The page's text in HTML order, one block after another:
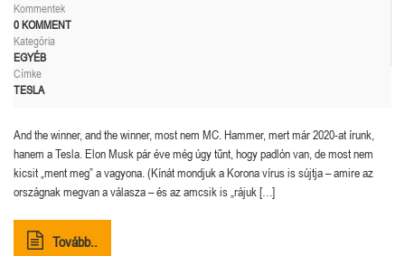
Kommentek
0 KOMMENT
Kategória
EGYÉB
Címke
TESLA
And the winner, and the winner, most nem MC. Hammer, mert már 2020-at írunk,
hanem a Tesla. Elon Musk pár éve még úgy tűnt, hogy padlón van, de most nem
kicsit „ment meg” a vagyona. (Kínát mondjuk a Korona vírus is sújtja – amire az
országnak megvan a válasza – és az amcsik is „rájuk […]
Tovább..